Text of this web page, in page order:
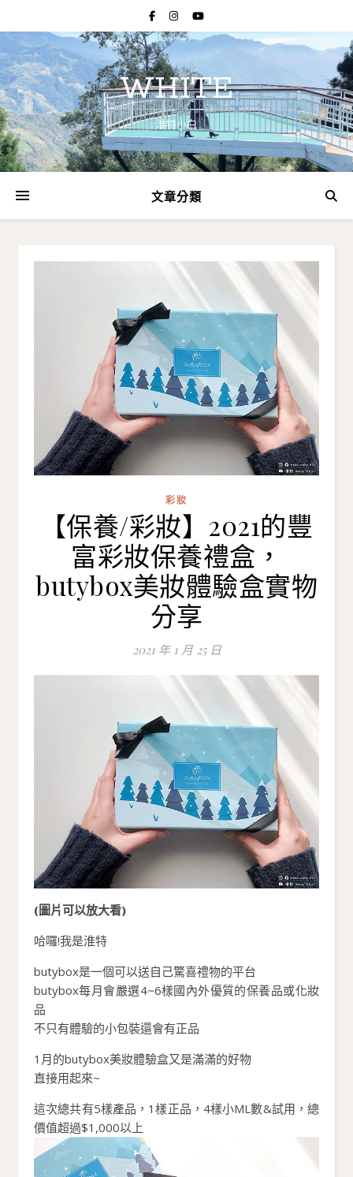
WHITE
淮特小白
文章分類
彩妝
【保養/彩妝】2021的豐
富彩妝保養禮盒，
butybox美妝體驗盒實物
分享
2021 年 1 月 25 日
(圖片可以放大看)
哈囉!我是淮特
butybox是一個可以送自己驚喜禮物的平台
butybox每月會嚴選4~6樣國內外優質的保養品或化妝
品
不只有體驗的小包裝還會有正品
1月的butybox美妝體驗盒又是滿滿的好物
直接用起來~
這次總共有5樣產品，1樣正品，4樣小ML數&試用，總
價值超過$1,000以上